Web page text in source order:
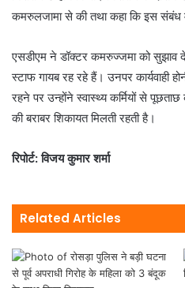
कमरुलजामा से की तथा कहा कि इस संबंध
एसडीएम ने डॉक्टर कमरुज्जमा को सुझाव
स्टाफ गायब रह रहे हैं। उनपर कार्यवाही
रहने पर उन्होंने स्वास्थ्य कर्मियों से
की बराबर शिकायत मिलती रहती है।
रिपोर्ट: विजय कुमार शर्मा
Related Articles